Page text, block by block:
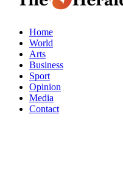
Home
World
Arts
Business
Sport
Opinion
Media
Contact